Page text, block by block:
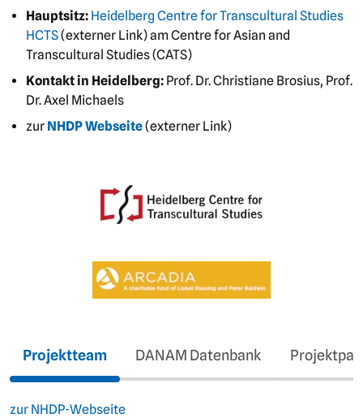
Hauptsitz: Heidelberg Centre for Transcultural Studies
HCTS(externer Link) am Centre for Asian and
Transcultural Studies (CATS)
Kontakt in Heidelberg: Prof. Dr. Christiane Brosius, Prof.
Dr. Axel Michaels
zur NHDP Webseite(externer Link)
Projektteam DANAM Datenbank
zur NHDP-Webseite